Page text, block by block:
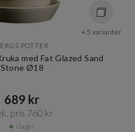
+ 5 varianter
POTTER
med Fat Glazed Sand
Stone Ø18
689 kr​​
pris 760 kr​​
I lager